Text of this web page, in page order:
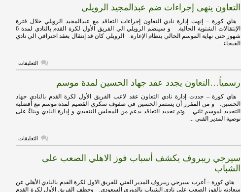
الأهلي
عقب
الفوز
على
التعاون ينهى إجراءات ضم عبدالمجيد الرويلي
هاي كورة – إنهت إدارة نادي التعاون إجراءات التعاقد مع عبدالمجيد الرويلي خلال فترة
الإنتقالات الشتوية الحالية. و سينضم الرويلي الي الفريق الأول لكرة القدم بالنادي لمدة 6
شهور حتى نهاية الموسم الحالي بنظام الإعارة. الرويلي كان قد إنتقال بعقد احترافي الي نادي
الفيحاء ...
التعليقاتعلى
التعاون
الرويلي
مغلقة
رسمياً…التعاون يجدد عقد جهاد الحسين لمدة موسم
هاي كورة – جددت إدارة نادي التعاون عقد لاعب الفريق الأول لكرة القدم بالنادي جهاد
الحسين. و من المقرر أن يستمر الحسين في صفوف سكري القصيم لمدة موسم مع أفضلية
التجديد لموسم ثاني. وتم تجديد التعاقد بدعم من المجلس التنفيذي و إدارة النادي وبناءً على
توصية المدير الفني ...
التعليقاتعلى
رسمياً…
لمدة
موسم
سيرجي ريبروف يكشف أسباب فوز الاهلي الصعب على
الشباب
هاي كورة – أعرب سيرجي ريبروف المدير الفني للفريق الاول لكرة القدم بالنادي الأهلي عن
سعادته بالفوز الصعب على نادي الشباب بالدوري السعودي. وخطف الفريق الأول لكرة القدم